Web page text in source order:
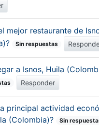
mejor restaurante de
Sin respuestas
a Isnos, Huila
Responder
principal actividad
(Colombia)?
Sin